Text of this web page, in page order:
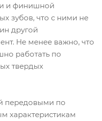
и финишной
зубов, что с ними не
другой
Не менее важно, что
работать по
твердых
передовыми по
характеристикам